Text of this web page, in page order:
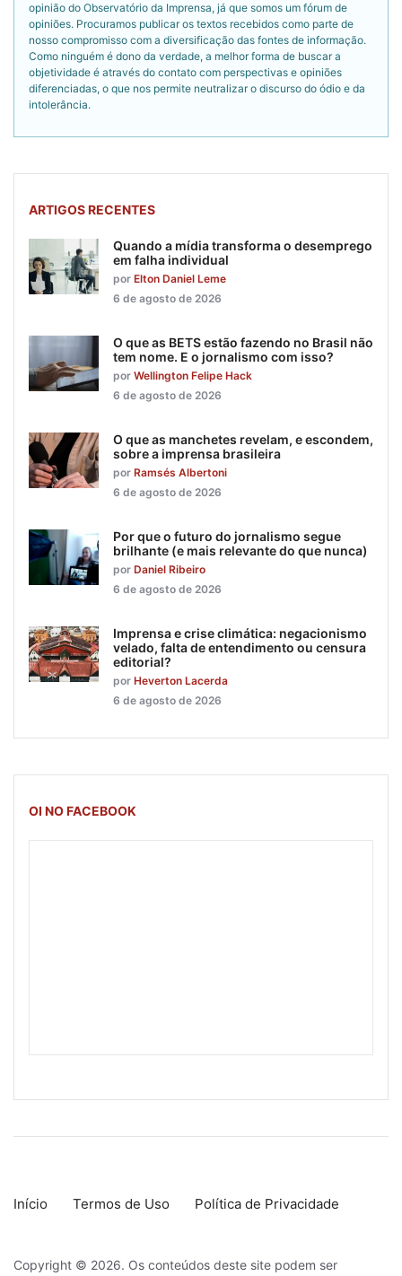
opinião do Observatório da Imprensa, já que somos um fórum de
opiniões. Procuramos publicar os textos recebidos como parte de
nosso compromisso com a diversificação das fontes de informação.
Como ninguém é dono da verdade, a melhor forma de buscar a
objetividade é através do contato com perspectivas e opiniões
diferenciadas, o que nos permite neutralizar o discurso do ódio e da
intolerância.
ARTIGOS RECENTES
Quando a mídia transforma o desemprego
em falha individual
por Elton Daniel Leme
6 de agosto de 2026
O que as BETS estão fazendo no Brasil não
tem nome. E o jornalismo com isso?
por Wellington Felipe Hack
6 de agosto de 2026
O que as manchetes revelam, e escondem,
sobre a imprensa brasileira
por Ramsés Albertoni
6 de agosto de 2026
Por que o futuro do jornalismo segue
brilhante (e mais relevante do que nunca)
por Daniel Ribeiro
6 de agosto de 2026
Imprensa e crise climática: negacionismo
velado, falta de entendimento ou censura
editorial?
por Heverton Lacerda
6 de agosto de 2026
OI NO FACEBOOK
Início Termos de Uso Política de Privacidade
Copyright © 2026. Os conteúdos deste site podem ser